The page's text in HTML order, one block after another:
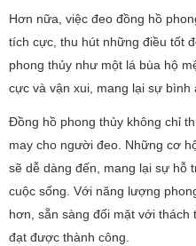
Hơn nữa, việc đeo đồng hồ
tích cực, thu hút những điều tốt
phong thủy như một lá bùa hộ
cực và vận xui, mang lại sự
Đồng hồ phong thủy không chỉ
may cho người đeo. Những cơ
sẽ dễ dàng đến, mang lại sự hỗ
cuộc sống. Với năng lượng
hơn, sẵn sàng đối mặt với
đạt được thành công.